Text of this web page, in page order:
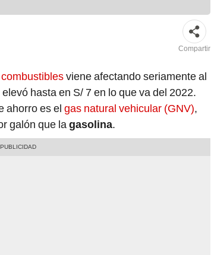
Compartir
viene afectando seriamente al
elevó hasta en S/ 7 en lo que va del 2022.
ahorro es el gas natural vehicular (GNV),
galón que lagasolina.